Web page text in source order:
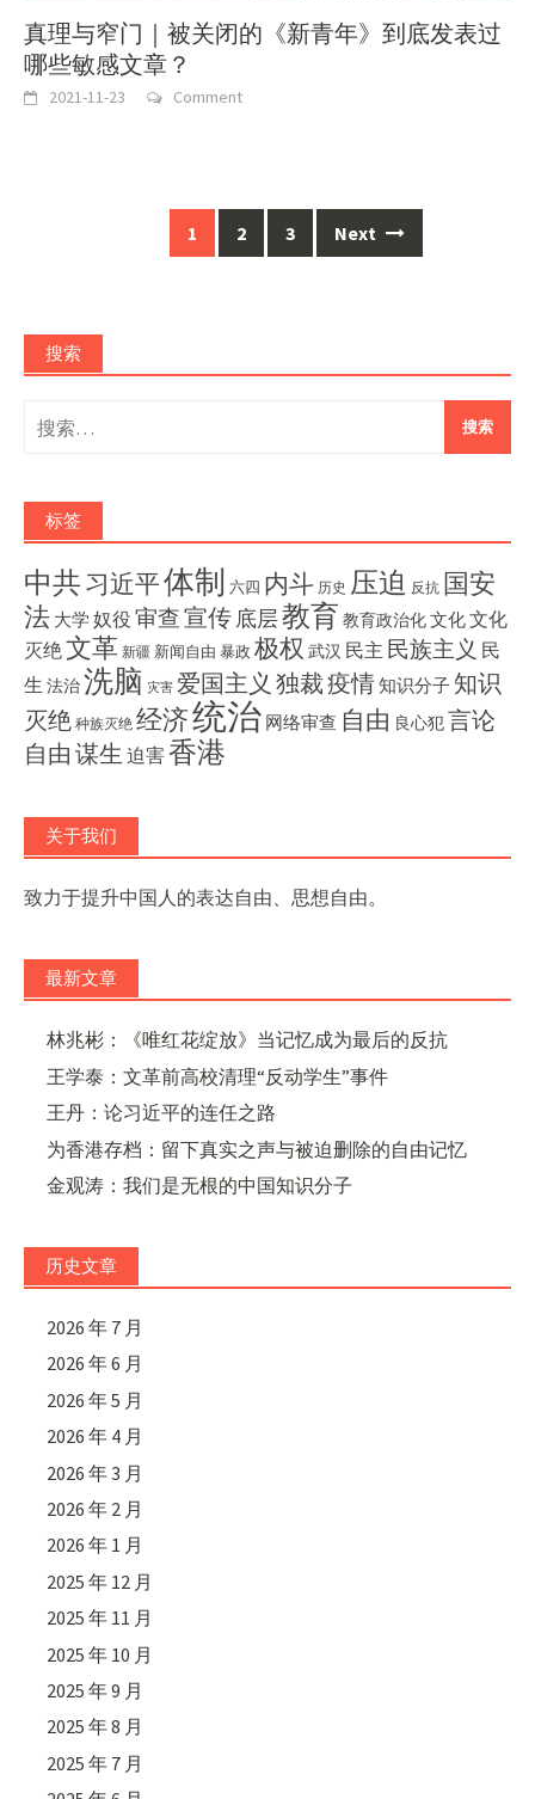
真理与窄门｜被关闭的《新青年》到底发表过
哪些敏感文章？
2021-11-23 Comment
1 2 3 Next
搜索
搜
索：
标签
中共习近平体制 六四 内斗 历史 压迫 反抗 国安
法 大学 奴役 审查宣传底层教育 教育政治化文化文化
灭绝文革 新疆 新闻自由 暴政 极权 武汉 民主 民族主义 民
生 法治洗脑 灾害 爱国主义 独裁疫情知识分子 知识
灭绝 种族灭绝 经济统治 网络审查 自由 良心犯言论
自由 谋生 迫害香港
关于我们
致力于提升中国人的表达自由、思想自由。
最新文章
林兆彬：《唯红花绽放》当记忆成为最后的反抗
王学泰：文革前高校清理“反动学生”事件
王丹：论习近平的连任之路
为香港存档：留下真实之声与被迫删除的自由记忆
金观涛：我们是无根的中国知识分子
历史文章
2026 年 7 月
2026 年 6 月
2026 年 5 月
2026 年 4 月
2026 年 3 月
2026 年 2 月
2026 年 1 月
2025 年 12 月
2025 年 11 月
2025 年 10 月
2025 年 9 月
2025 年 8 月
2025 年 7 月